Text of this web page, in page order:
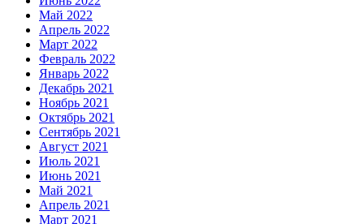
Май 2022
Апрель 2022
Март 2022
Февраль 2022
Январь 2022
Декабрь 2021
Ноябрь 2021
Октябрь 2021
Сентябрь 2021
Август 2021
Июль 2021
Июнь 2021
Май 2021
Апрель 2021
Март 2021